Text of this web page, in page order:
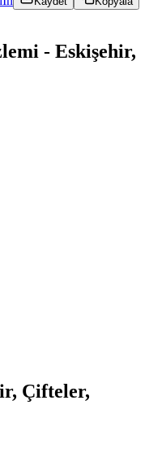
- Eskişehir,
Çifteler,